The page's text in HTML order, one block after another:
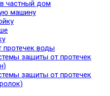
частный дом
машину
воды
защиты от протечек
защиты от протечек